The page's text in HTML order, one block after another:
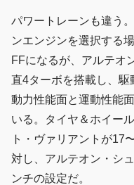
パワートレーンも違う
ンエンジンを選択する
FFになるが、アルテオ
直4ターボを搭載し、駆
動力性能面と運動性能
いる。タイヤ＆ホイー
ト・ヴァリアントが17
対し、アルテオン・シ
ンチの設定だ。